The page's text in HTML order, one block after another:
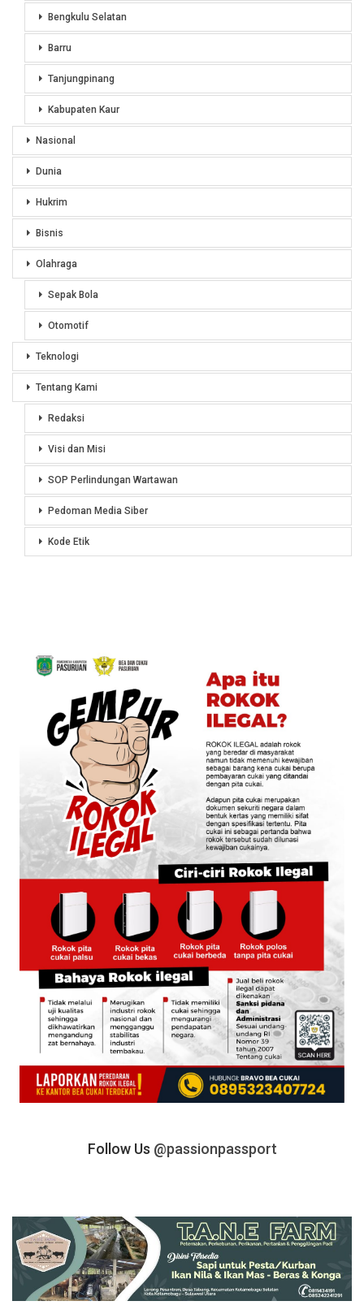
Bengkulu Selatan
Barru
Tanjungpinang
Kabupaten Kaur
Nasional
Dunia
Hukrim
Bisnis
Olahraga
Sepak Bola
Otomotif
Teknologi
Tentang Kami
Redaksi
Visi dan Misi
SOP Perlindungan Wartawan
Pedoman Media Siber
Kode Etik
Follow Us @passionpassport